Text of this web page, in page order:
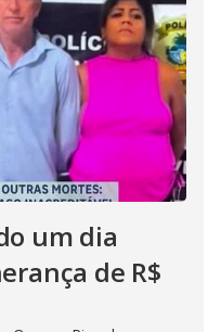
um dia
de R$